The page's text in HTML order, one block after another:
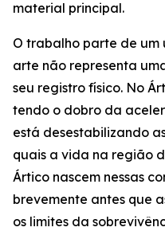
material principal.
O trabalho parte de um
arte não representa
seu registro físico. No
tendo o dobro da
está desestabilizando
quais a vida na região
Ártico nascem nessas
brevemente antes que
os limites da